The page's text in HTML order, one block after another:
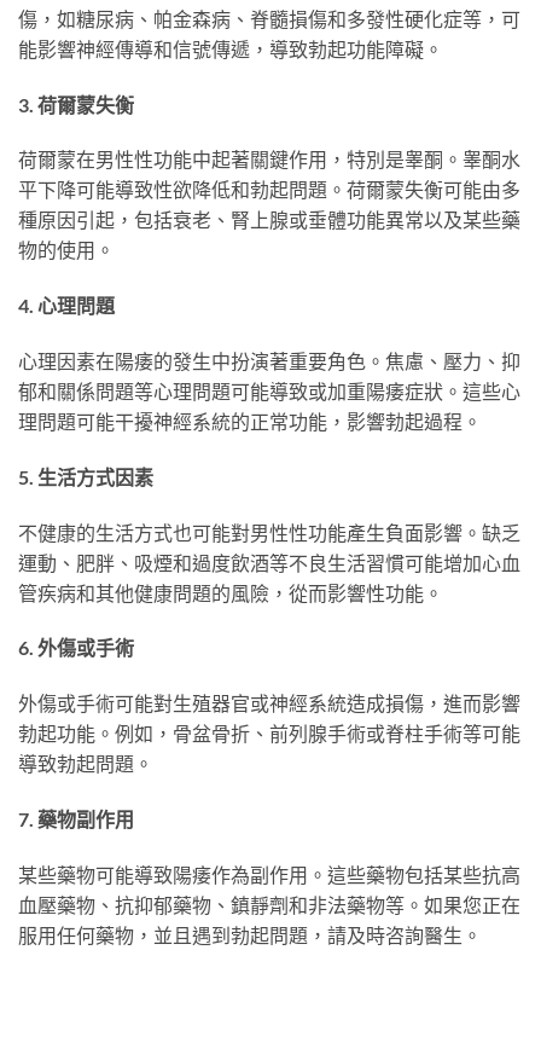
傷，如糖尿病、帕金森病、脊髓損傷和多發性硬化症等，可
能影響神經傳導和信號傳遞，導致勃起功能障礙。
3. 荷爾蒙失衡
荷爾蒙在男性性功能中起著關鍵作用，特別是睾酮。睾酮水
平下降可能導致性欲降低和勃起問題。荷爾蒙失衡可能由多
種原因引起，包括衰老、腎上腺或垂體功能異常以及某些藥
物的使用。
4. 心理問題
心理因素在陽痿的發生中扮演著重要角色。焦慮、壓力、抑
郁和關係問題等心理問題可能導致或加重陽痿症狀。這些心
理問題可能干擾神經系統的正常功能，影響勃起過程。
5. 生活方式因素
不健康的生活方式也可能對男性性功能產生負面影響。缺乏
運動、肥胖、吸煙和過度飲酒等不良生活習慣可能增加心血
管疾病和其他健康問題的風險，從而影響性功能。
6. 外傷或手術
外傷或手術可能對生殖器官或神經系統造成損傷，進而影響
勃起功能。例如，骨盆骨折、前列腺手術或脊柱手術等可能
導致勃起問題。
7. 藥物副作用
某些藥物可能導致陽痿作為副作用。這些藥物包括某些抗高
血壓藥物、抗抑郁藥物、鎮靜劑和非法藥物等。如果您正在
服用任何藥物，並且遇到勃起問題，請及時咨詢醫生。